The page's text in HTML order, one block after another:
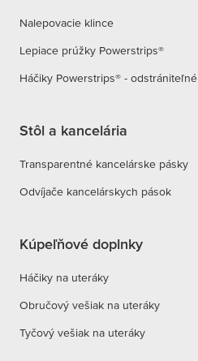
Nalepovacie klince
Lepiace prúžky Powerstrips®
Háčiky Powerstrips® - odstrániteľné
Stôl a kancelária
Transparentné kancelárske pásky
Odvíjače kancelárskych pások
Kúpeľňové doplnky
Háčiky na uteráky
Obručový vešiak na uteráky
Tyčový vešiak na uteráky